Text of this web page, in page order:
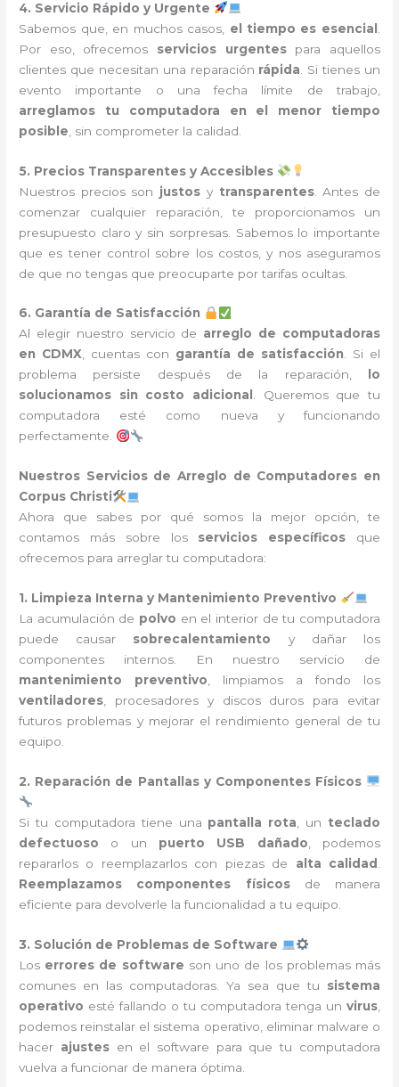
4. Servicio Rápido y Urgente
Sabemos que, en muchos casos, el tiempo es esencial
Por eso, ofrecemos servicios urgentespara aquellos
clientes que necesitan una reparación rápida . Si tienes un
evento importante o una fecha límite de trabajo,
arreglamos tu computadora en el menor tiempo
posible , sin comprometer la calidad.
5. Precios Transparentes y Accesibles
Nuestros precios son justos y transparentes. Antes de
comenzar cualquier reparación, te proporcionamos un
presupuesto claro y sin sorpresas. Sabemos lo importante
que es tener control sobre los costos, y nos aseguramos
de que no tengas que preocuparte por tarifas ocultas.
6. Garantía de Satisfacción
Al elegir nuestro servicio de arreglo de computadoras
en CDMX, cuentas con garantía de satisfacción. Si el
problema persiste después de la reparación,
lo
solucionamos sin costo adicional . Queremos que tu
computadora esté como nueva y funcionando
perfectamente.
Nuestros Servicios de Arreglo de Computadores en
Corpus Christi
Ahora que sabes por qué somos la mejor opción, te
contamos más sobre los servicios específicos que
ofrecemos para arreglar tu computadora:
1. Limpieza Interna y Mantenimiento Preventivo
La acumulación de polvo en el interior de tu computadora
puede causar sobrecalentamiento y dañar los
componentes internos. En nuestro servicio de
mantenimiento preventivo , limpiamos a fondo los
ventiladores , procesadores y discos duros para evitar
futuros problemas y mejorar el rendimiento general de tu
equipo.
2. Reparación de Pantallas y Componentes Físicos
Si tu computadora tiene una pantalla rota , un teclado
defectuoso o un puerto USB dañado , podemos
repararlos o reemplazarlos con piezas de alta calidad
Reemplazamos componentes físicosde manera
eficiente para devolverle la funcionalidad a tu equipo.
3. Solución de Problemas de Software
Los errores de software son uno de los problemas más
comunes en las computadoras. Ya sea que tu sistema
operativo esté fallando o tu computadora tenga un virus,
podemos reinstalar el sistema operativo, eliminar malware o
hacer ajustesen el software para que tu computadora
vuelva a funcionar de manera óptima.